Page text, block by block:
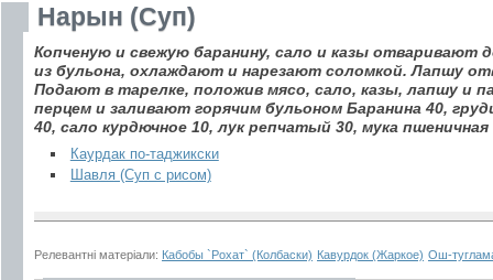
Нарын (Суп)
Копченую и свежую баранину, сало и казы
из бульона, охлаждают и нарезают соломкой. Лапшу
Подают в тарелке, положив мясо, сало, казы, лапшу и
перцем и заливают горячим бульоном Баранина 40,
40, сало курдючное 10, лук репчатый 30, мука пшеничная
Каурдак по-таджикски
Шавля (Суп с рисом)
Релевантні матеріали: Кабобы `Рохат` (Колбаски) Кавурдок (Жаркое) Ош-